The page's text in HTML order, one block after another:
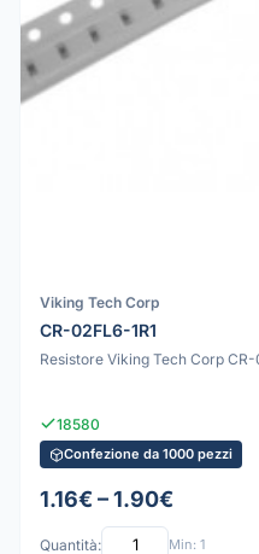
Viking Tech Corp
CR-02FL6-1R1
Resistore Viking Tech Corp CR-
18580
Confezione da 1000 pezzi
1.16€ – 1.90€
Quantità: Min: 1